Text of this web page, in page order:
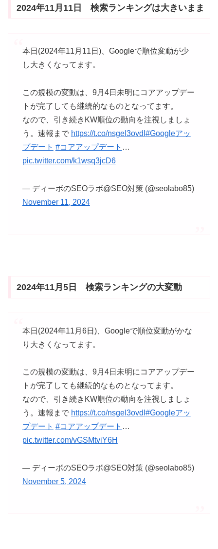
2024年11月11日 検索ランキングは大きいまま
本日(2024年11月11日)、Googleで順位変動が少
し大きくなってます。
この規模の変動は、9月4日未明にコアアップデー
トが完了しても継続的なものとなってます。
なので、引き続きKW順位の動向を注視しましょ
う。速報まで https://t.co/nsgeI3ovdI #Googleアッ
プデート #コアアップデート …
pic.twitter.com/k1wsq3jcD6
— ディーボのSEOラボ@SEO対策 (@seolabo85)
November 11, 2024
2024年11月5日 検索ランキングの大変動
本日(2024年11月6日)、Googleで順位変動がかな
り大きくなってます。
この規模の変動は、9月4日未明にコアアップデー
トが完了しても継続的なものとなってます。
なので、引き続きKW順位の動向を注視しましょ
う。速報まで https://t.co/nsgeI3ovdI #Googleアッ
プデート #コアアップデート …
pic.twitter.com/vGSMtviY6H
— ディーボのSEOラボ@SEO対策 (@seolabo85)
November 5, 2024